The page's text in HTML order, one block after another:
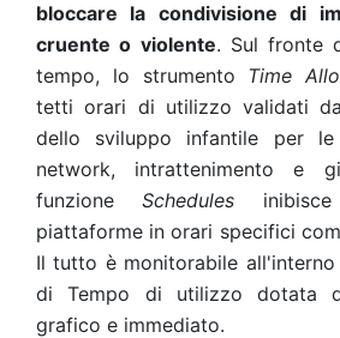
bloccare la condivisione di
cruente o violente. Sul fronte
tempo, lo strumento Time
tetti orari di utilizzo validati
dello sviluppo infantile per le
network, intrattenimento e
funzioneSchedules
piattaforme in orari specifici
Il tutto è monitorabile all'interno
di Tempo di utilizzo dotata
grafico e immediato.